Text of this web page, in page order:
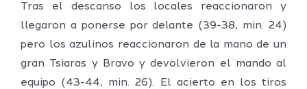
Tras el descanso los locales reaccionaron y
llegaron a ponerse por delante (39-38, min. 24)
pero los azulinos reaccionaron de la mano de un
gran Tsiaras y Bravo y devolvieron el mando al
equipo (43-44, min. 26). El acierto en los tiros